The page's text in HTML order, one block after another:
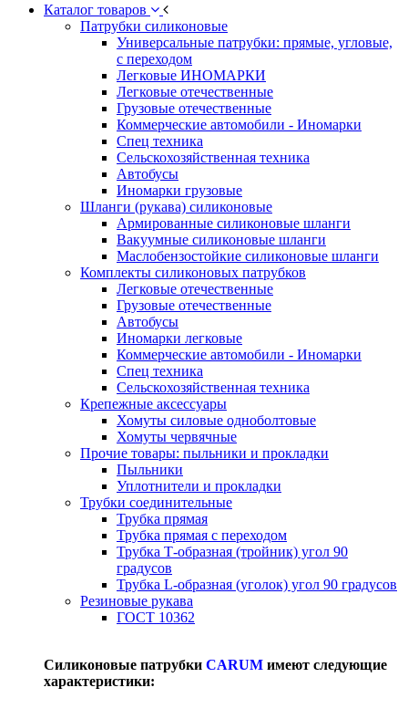
Каталог товаров
Патрубки силиконовые
Универсальные патрубки: прямые, угловые,
с переходом
Легковые ИНОМАРКИ
Легковые отечественные
Грузовые отечественные
Коммерческие автомобили - Иномарки
Спец техника
Сельскохозяйственная техника
Автобусы
Иномарки грузовые
Шланги (рукава) силиконовые
Армированные силиконовые шланги
Вакуумные силиконовые шланги
Маслобензостойкие силиконовые шланги
Комплекты силиконовых патрубков
Легковые отечественные
Грузовые отечественные
Автобусы
Иномарки легковые
Коммерческие автомобили - Иномарки
Спец техника
Сельскохозяйственная техника
Крепежные аксессуары
Хомуты силовые одноболтовые
Хомуты червячные
Прочие товары: пыльники и прокладки
Пыльники
Уплотнители и прокладки
Трубки соединительные
Трубка прямая
Трубка прямая с переходом
Трубка Т-образная (тройник) угол 90
градусов
Трубка L-образная (уголок) угол 90 градусов
Резиновые рукава
ГОСТ 10362
Силиконовые патрубки CARUM имеют следующие
характеристики: